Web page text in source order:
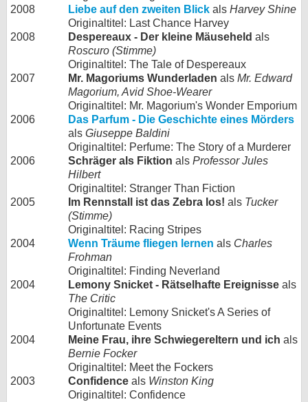
2008
Liebe auf den zweiten Blick als Harvey Shine
Originaltitel: Last Chance Harvey
2008
Despereaux - Der kleine Mäuseheld als
Roscuro (Stimme)
Originaltitel: The Tale of Despereaux
2007
Mr. Magoriums Wunderladen als Mr. Edward
Magorium, Avid Shoe-Wearer
Originaltitel: Mr. Magorium's Wonder Emporium
2006
Das Parfum - Die Geschichte eines Mörders
als Giuseppe Baldini
Originaltitel: Perfume: The Story of a Murderer
2006
Schräger als Fiktion als Professor Jules
Hilbert
Originaltitel: Stranger Than Fiction
2005
Im Rennstall ist das Zebra los! als Tucker
(Stimme)
Originaltitel: Racing Stripes
2004
Wenn Träume fliegen lernen als Charles
Frohman
Originaltitel: Finding Neverland
2004
Lemony Snicket - Rätselhafte Ereignisse als
The Critic
Originaltitel: Lemony Snicket's A Series of
Unfortunate Events
2004
Meine Frau, ihre Schwiegereltern und ich als
Bernie Focker
Originaltitel: Meet the Fockers
2003
Confidence als Winston King
Originaltitel: Confidence